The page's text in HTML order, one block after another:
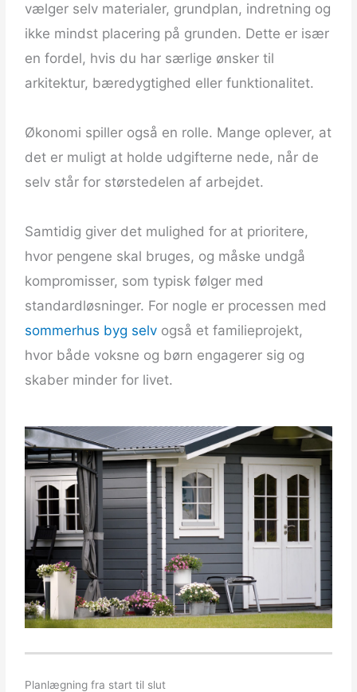
vælger selv materialer, grundplan, indretning og
ikke mindst placering på grunden. Dette er især
en fordel, hvis du har særlige ønsker til
arkitektur, bæredygtighed eller funktionalitet.
Økonomi spiller også en rolle. Mange oplever, at
det er muligt at holde udgifterne nede, når de
selv står for størstedelen af arbejdet.
Samtidig giver det mulighed for at prioritere,
hvor pengene skal bruges, og måske undgå
kompromisser, som typisk følger med
standardløsninger. For nogle er processen med
sommerhus byg selv også et familieprojekt,
hvor både voksne og børn engagerer sig og
skaber minder for livet.
Planlægning fra start til slut